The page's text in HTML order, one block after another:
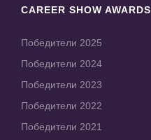
CAREER SHOW AWARDS
Победители 2025
Победители 2024
Победители 2023
Победители 2022
Победители 2021